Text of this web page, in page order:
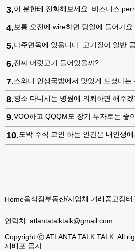
3.이 분한테 전화해보세요. 비즈니스
4.보통 오전에 wire하면 당일에 들어가
5.나주면옥에 있읍니다. 고기질이 일반
6.진짜 머릿고기 들어있을까?
7.스와니 인생국밥에서 맛있게 드셨다
8.평소 다니시는 병원에 의뢰하면 해주
9.VOO하고 QQQM도 장기 투자로는 좋
10.도박 주식 코인 하는 인간은 내인생
Home음식점부동산/사업체 거래중고장터
연락처: atlantatalktalk@gmail.com
Copyright ⓒ ATLANTA TALK TALK. All
재배포 금지.